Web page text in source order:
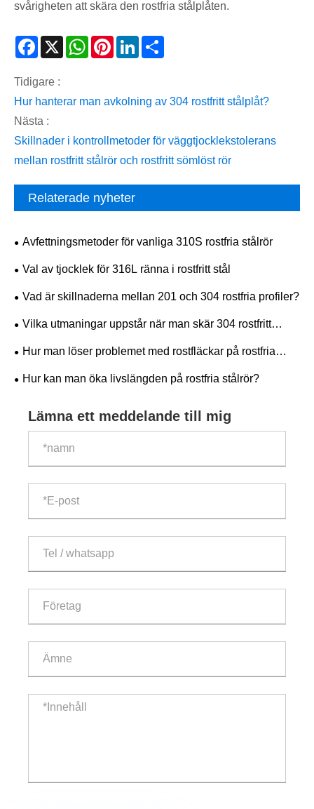
svårigheten att skära den rostfria stålplåten.
Facebook
X WhatsAppPinterestLinkedIn
Tidigare :
Hur hanterar man avkolning av 304 rostfritt stålplåt?
Nästa :
​Skillnader i kontrollmetoder för väggtjocklekstolerans
mellan rostfritt stålrör och rostfritt sömlöst rör
Relaterade nyheter
​Avfettningsmetoder för vanliga 310S rostfria stålrör
​Val av tjocklek för 316L ränna i rostfritt stål
Vad är skillnaderna mellan 201 och 304 rostfria profiler?
Vilka utmaningar uppstår när man skär 304 rostfritt
stålplåt?
Hur man löser problemet med rostfläckar på rostfria
stålspolar
Hur kan man öka livslängden på rostfria stålrör?
Lämna ett meddelande till mig